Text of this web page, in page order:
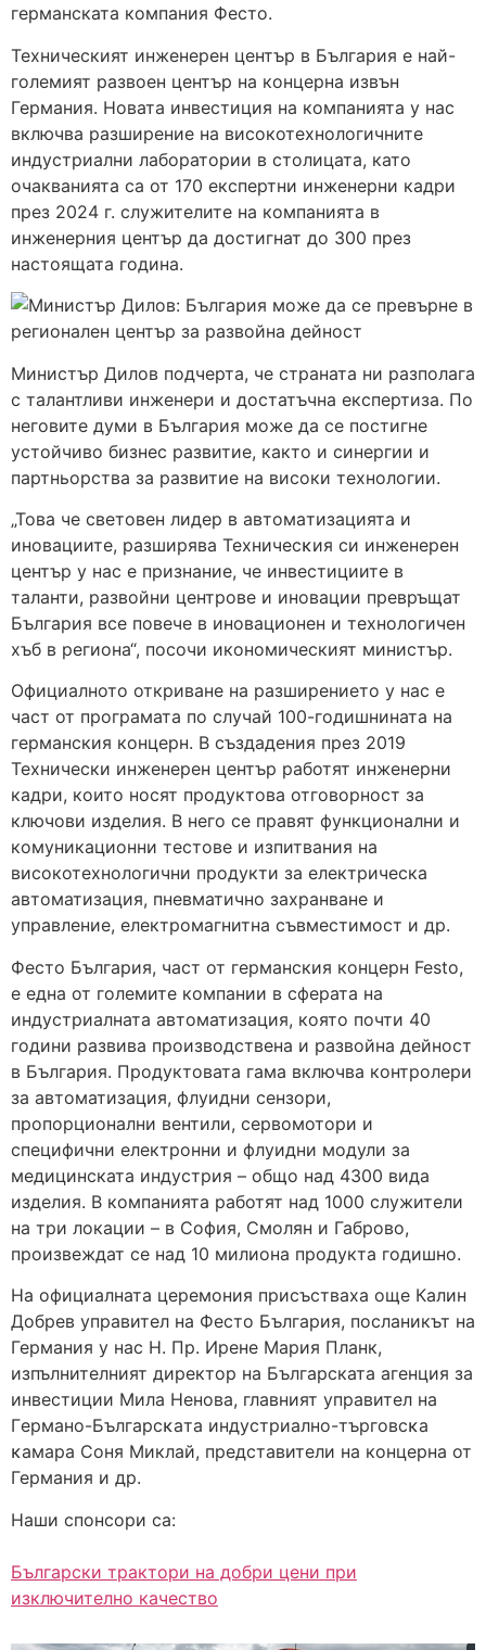
германската компания Фесто.
Техническият инженерен център в България е най-
големият развоен център на концерна извън
Германия. Новата инвестиция на компанията у нас
включва разширение на високотехнологичните
индустриални лаборатории в столицата, като
очакванията са от 170 експертни инженерни кадри
през 2024 г. служителите на компанията в
инженерния център да достигнат до 300 през
настоящата година.
Министър Дилов подчерта, че страната ни разполага
с талантливи инженери и достатъчна експертиза. По
неговите думи в България може да се постигне
устойчиво бизнес развитие, както и синергии и
партньорства за развитие на високи технологии.
„Това че свeтoвен лидep в aвтoмaтизaциятa и
иновациите, разширява Texничecĸия си инжeнepeн
цeнтъp у нас е признание, че инвестициите в
таланти, развойни центрове и иновации превръщат
България все повече в иновационен и технологичен
хъб в региона“, посочи икономическият министър.
Официалното откриване на разширението у нас е
част от програмата по случай 100-годишнината на
германския концерн. В създадения през 2019
Технически инженерен център работят инженерни
кадри, които носят продуктова отговорност за
ключови изделия. В него се правят функционални и
комуникационни тестове и изпитвания на
високотехнологични продукти за електрическа
автоматизация, пневматично захранване и
управление, електромагнитна съвместимост и др.
Фесто България, част от германския концерн Festo,
е една от големите компании в сферата на
индустриалната автоматизация, която почти 40
години развива производствена и развойна дейност
в България. Продуктовата гама включва контролери
за автоматизация, флуидни сензори,
пропорционални вентили, сервомотори и
специфични електронни и флуидни модули за
медицинската индустрия – общо над 4300 вида
изделия. В компанията работят над 1000 служители
на три локации – в София, Смолян и Габрово,
произвеждат се над 10 милиона продукта годишно.
На официалната церемония присъстваха още Калин
Добрев управител на Фесто България, посланикът на
Германия у нас Н. Пр. Ирене Мария Планк,
изпълнителният директор на Българската агенция за
инвестиции Мила Ненова, глaвният yпpaвитeл на
Гepмaнo-Бългapcĸaтa индycтpиaлнo-тъpгoвcĸa
ĸaмapa Соня Миклай, представители на концерна от
Германия и др.
Наши спонсори са:
Български трактори на добри цени при
изключително качество